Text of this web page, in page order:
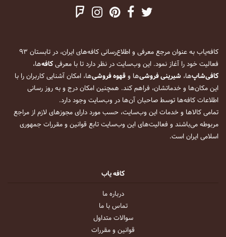
کافه‌یاب به عنوان مرجع معرفی و اطلاع‌رسانی کافه‌های ایران، در تابستان ۹۳
فعالیت خود را آغاز نمود. این وب‌سایت در نظر دارد تا با معرفیکافه‌ها،
کافی‌شاپ‌ها، شیرینی فروشی‌ها وقهوه فروشی‌ها، امکان آشنایی کاربران را با
این مکان‌ها و خدماتشان، فراهم کند. همچنین امکان درج و به روز رسانی
اطلاعات کافه‌ها توسط صاحبان آن‌ها در وب‌سایت وجود دارد.
تمامی کالاها و خدمات این وب‌سایت، حسب مورد دارای مجوزهای لازم از مراجع
مربوطه می‌باشند و فعالیت‌های این وب‌سایت تابع قوانین و مقررات جمهوری
اسلامی ایران است.
کافه یاب
درباره ما
تماس با ما
سوالات متداول
قوانین و مقررات